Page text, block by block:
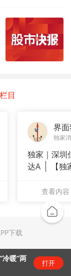
目
界
独家
独家｜深圳
达A
【
查看内容
下载
冷暖”两
打开